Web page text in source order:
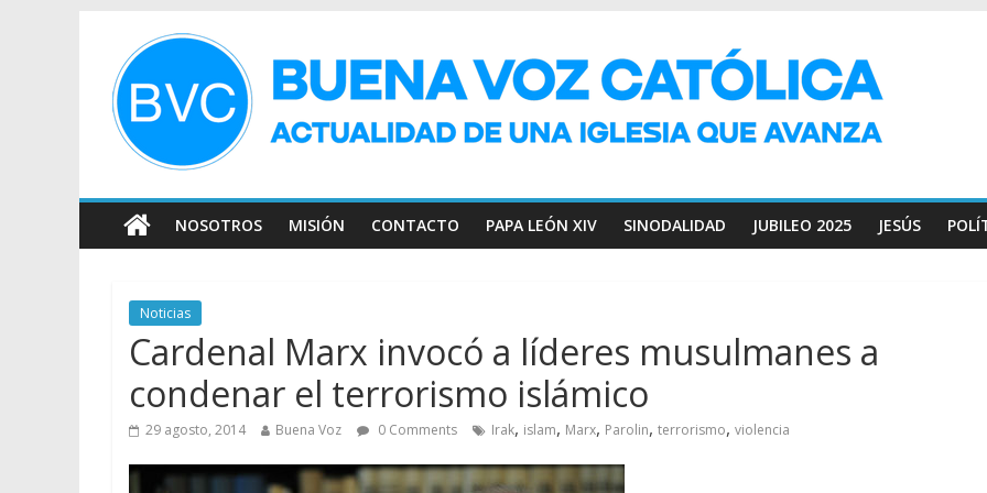
NOSOTROS MISIÓN CONTACTO PAPA LEÓN XIV SINODALIDAD JUBILEO 2025 JESÚS
Noticias
Cardenal Marx invocó a líderes musulmanes a
condenar el terrorismo islámico
29 agosto, 2014 Buena Voz 0 Comments Irak, islam, Marx, Parolin, terrorismo, violencia